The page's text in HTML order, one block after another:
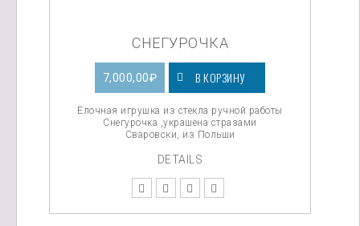
СНЕГУРОЧКА
7,000,00₽ В КОРЗИНУ
Ёлочная игрушка из стекла ручной работы
Снегурочка ,украшена стразами
Сваровски, из Польши
DETAILS